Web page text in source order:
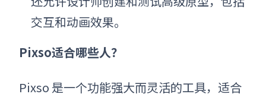
交互和动画效果。
Pixso适合哪些人？
Pixso 是一个功能强大而灵活的工具，适合